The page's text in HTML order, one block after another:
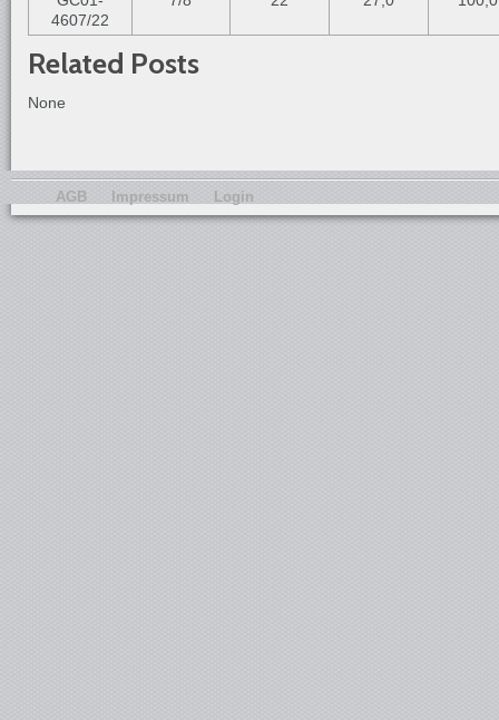
4607/22
Related Posts
None
AGB Impressum Login